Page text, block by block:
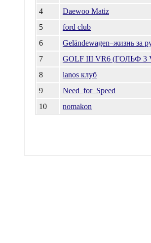
4
Daewoo Matiz
5
ford club
6
Geländewagen–жизнь за
7
GOLF III VR6 (ГОЛЬФ 3
8
lanos клуб
9
Need_for_Speed
10
nomakon